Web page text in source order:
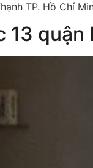
TP. Hồ Chí
13 quận